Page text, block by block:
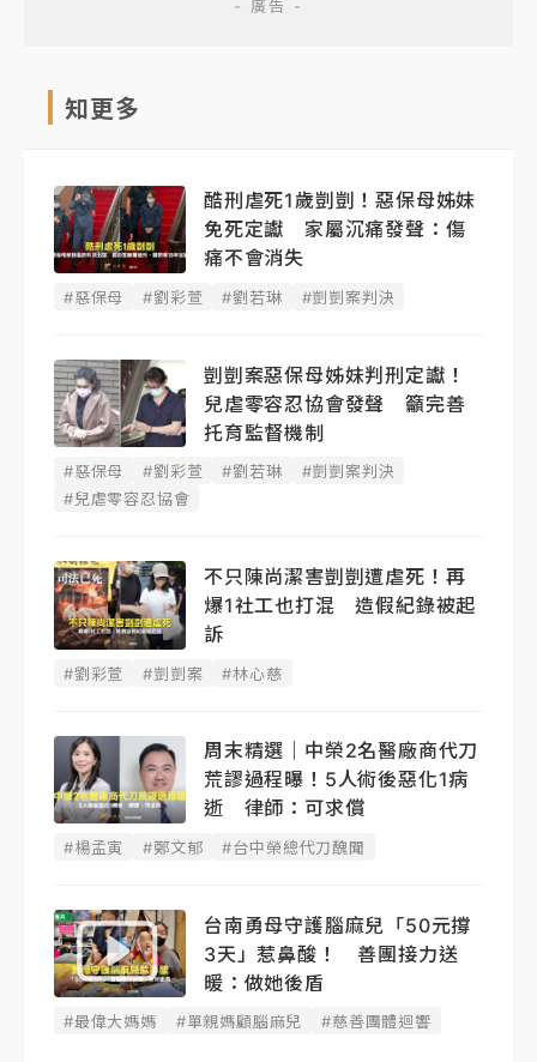
知更多
酷刑虐死1歲剴剴！惡保母姊妹
免死定讞 家屬沉痛發聲：傷
痛不會消失
#惡保母 #劉彩萱 #劉若琳 #剴剴案判決
剴剴案惡保母姊妹判刑定讞！
兒虐零容忍協會發聲 籲完善
托育監督機制
#惡保母 #劉彩萱 #劉若琳
#剴剴案判決
#兒虐零容忍協會
不只陳尚潔害剴剴遭虐死！再
爆1社工也打混 造假紀錄被起
訴
#劉彩萱 #剴剴案 #林心慈
周末精選｜中榮2名醫廠商代刀
荒謬過程曝！5人術後惡化1病
逝 律師：可求償
#楊孟寅 #鄭文郁 #台中榮總代刀醜聞
台南勇母守護腦麻兒「50元撐
3天」惹鼻酸！ 善團接力送
暖：做她後盾
#最偉大媽媽 #單親媽顧腦麻兒 #慈善團體迴響